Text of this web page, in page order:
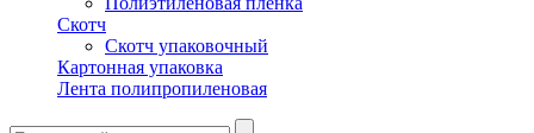
Скотч
Скотч упаковочный
Картонная упаковка
Лента полипропиленовая